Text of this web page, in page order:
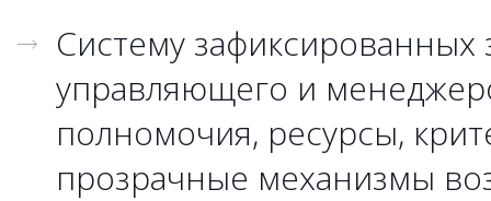
Систему зафиксированных
управляющего и
полномочия, ресурсы,
прозрачные механизмы